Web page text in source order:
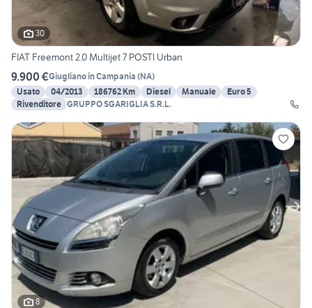
30
FIAT Freemont 2.0 Multijet 7 POSTI Urban
9.900 €Giugliano in Campania (NA)
Usato
04/2013 186762 Km Diesel Manuale
Euro 5
Rivenditore GRUPPO SGARIGLIA S.R.L.
8